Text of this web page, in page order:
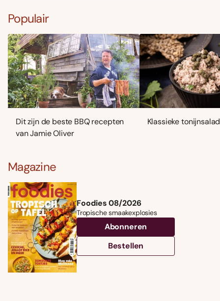
Populair
Dit zijn de beste BBQ recepten
van Jamie Oliver
Klassieke
Magazine
Foodies 08/2026
Tropische smaakexplosies
Abonneren
Bestellen